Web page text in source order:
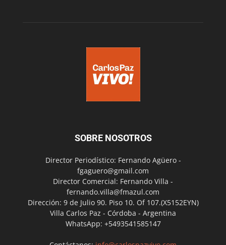
SOBRE NOSOTROS
Director Periodístico: Fernando Agüero -
fgaguero@gmail.com
Director Comercial: Fernando Villa -
fernando.villa@fmazul.com
Dirección: 9 de Julio 90. Piso 10. Of 107.(X5152EYN)
Villa Carlos Paz - Córdoba - Argentina
WhatsApp: +5493541585147